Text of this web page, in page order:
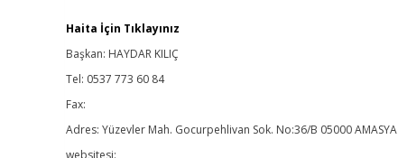
Haita İçin Tıklayınız
Başkan: HAYDAR KILIÇ
Tel: 0537 773 60 84
Fax:
Adres: Yüzevler Mah. Gocurpehlivan Sok. No:36/B 05000 AMASYA
websitesi: